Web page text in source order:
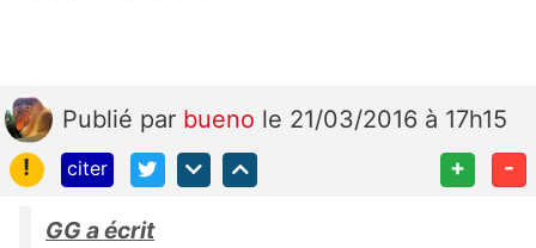
Publié par bueno le 21/03/2016 à 17h15
!
citer + -
GG a écrit